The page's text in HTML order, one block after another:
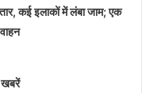
कई इलाकों में लंबा जाम; एक
खबरें